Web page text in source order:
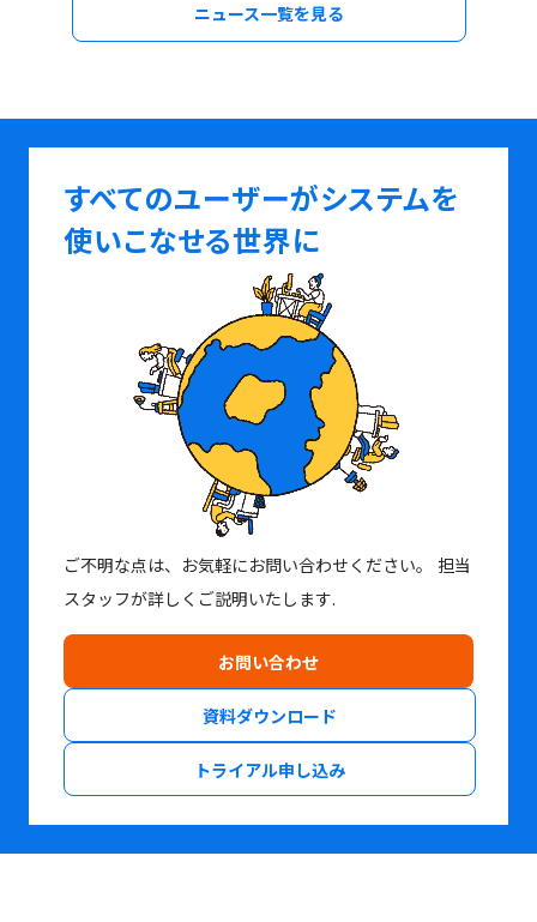
ニュース一覧を見る
すべてのユーザーがシステムを
使いこなせる世界に
ご不明な点は、お気軽にお問い合わせください。
担当
スタッフが詳しくご説明いたします.
お問い合わせ
資料ダウンロード
トライアル申し込み